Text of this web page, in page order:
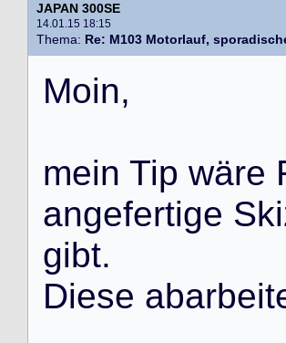
JAPAN 300SE
14.01.15 18:15
Thema: Re: M103 Motorlauf,
Moin,
mein Tip wäre
angefertige Ski
gibt.
Diese abarbeit